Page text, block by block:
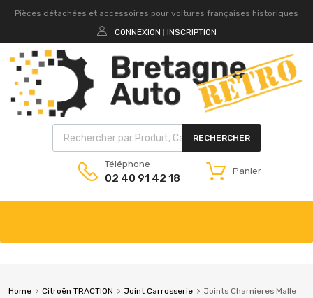
Pièces détachées et accessoires pour voitures françaises historiques
CONNEXION
INSCRIPTION
RECHERCHER
Téléphone
02 40 91 42 18
Panier
Home Citroën TRACTION Joint Carrosserie
Joints Charnieres Malle